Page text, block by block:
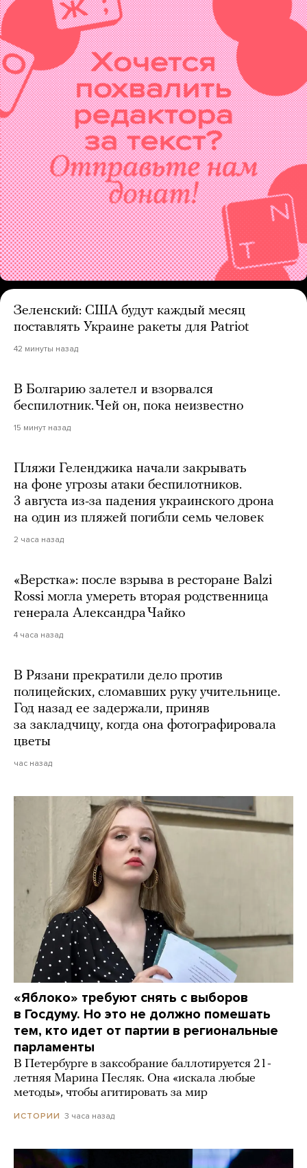
Зеленский: США будут каждый месяц
поставлять Украине ракеты для Patriot
42 минуты назад
В Болгарию залетел и взорвался
беспилотник. Чей он, пока неизвестно
15 минут назад
Пляжи Геленджика начали закрывать
на фоне угрозы атаки беспилотников.
3 августа из-за падения украинского дрона
на один из пляжей погибли семь человек
2 часа назад
«Верстка»: после взрыва в ресторане Balzi
Rossi могла умереть вторая родственница
генерала Александра Чайко
4 часа назад
В Рязани прекратили дело против
полицейских, сломавших руку учительнице.
Год назад ее задержали, приняв
за закладчицу, когда она фотографировала
цветы
час назад
«Яблоко» требуют снять с выборов
в Госдуму. Но это не должно помешать
тем, кто идет от партии в региональные
парламенты
В Петербурге в заксобрание баллотируется 21-
летняя Марина Песляк. Она «искала любые
методы», чтобы агитировать за мир
ИСТОРИИ 3 часа назад